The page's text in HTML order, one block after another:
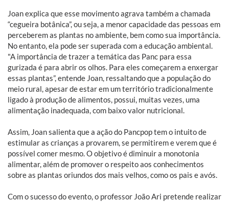
Joan explica que esse movimento agrava também a chamada
“cegueira botânica”, ou seja, a menor capacidade das pessoas em
perceberem as plantas no ambiente, bem como sua importância.
No entanto, ela pode ser superada com a educação ambiental.
"A importância de trazer a temática das Panc para essa
gurizada é para abrir os olhos. Para eles começarem a enxergar
essas plantas”, entende Joan, ressaltando que a população do
meio rural, apesar de estar em um território tradicionalmente
ligado à produção de alimentos, possui, muitas vezes, uma
alimentação inadequada, com baixo valor nutricional.
Assim, Joan salienta que a ação do Pancpop tem o intuito de
estimular as crianças a provarem, se permitirem e verem que é
possível comer mesmo. O objetivo é diminuir a monotonia
alimentar, além de promover o respeito aos conhecimentos
sobre as plantas oriundos dos mais velhos, como os pais e avós.
Com o sucesso do evento, o professor João Ari pretende realizar